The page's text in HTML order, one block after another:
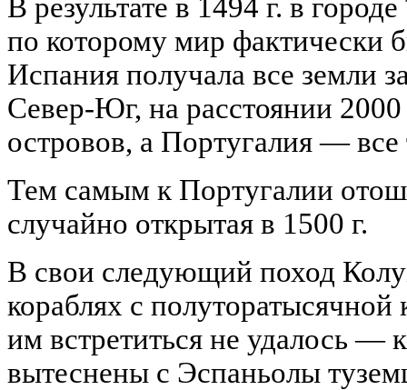
В результате в 1494 г. в
по которому мир фактически
Испания получала все земли
Север-Юг, на расстоянии
островов, а Португалия — все
Тем самым к Португалии
случайно открытая в 1500 г.
В свои следующий поход
кораблях с
им встретиться не удалось —
вытеснены с Эспаньолы